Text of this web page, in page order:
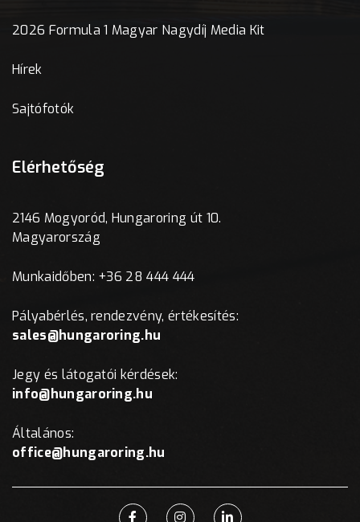
2026 Formula 1 Magyar Nagydíj Media Kit
Hírek
Sajtófotók
Elérhetőség
2146 Mogyoród, Hungaroring út 10.
Magyarország
Munkaidőben: +36 28 444 444
Pályabérlés, rendezvény, értékesítés:
sales@hungaroring.hu
Jegy és látogatói kérdések:
info@hungaroring.hu
Általános:
office@hungaroring.hu